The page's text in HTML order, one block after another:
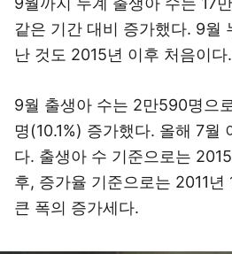
같은 기간 대비 증가했다. 9월
난 것도 2015년 이후 처음이다.
9월 출생아 수는 2만590명으
명(10.1%) 증가했다. 올해 7월
다. 출생아 수 기준으로는
후, 증가율 기준으로는 2011
큰 폭의 증가세다.